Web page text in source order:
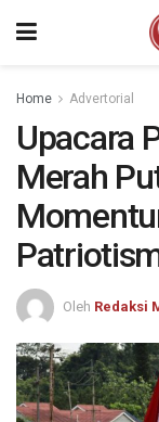
Home Advertorial
Upacara
Merah
Oleh Redaksi